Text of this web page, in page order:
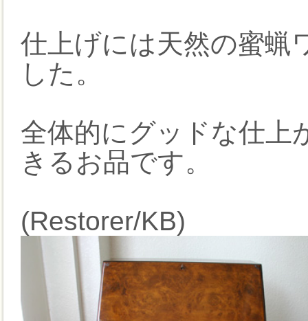
仕上げには天然の蜜蝋
した。
全体的にグッドな仕上
きるお品です。
(Restorer/KB)